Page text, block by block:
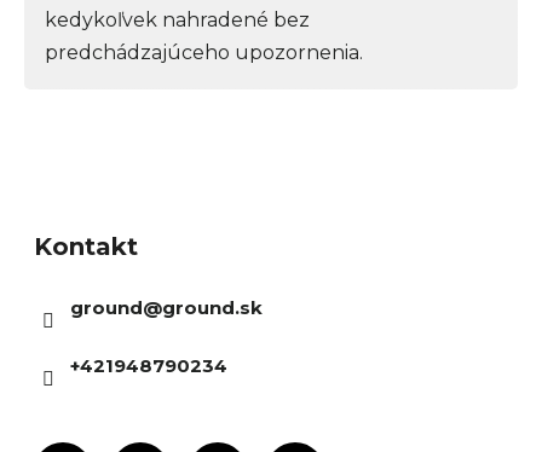
kedykoľvek nahradené bez
predchádzajúceho upozornenia.
Kontakt
ground@ground.sk
+421948790234